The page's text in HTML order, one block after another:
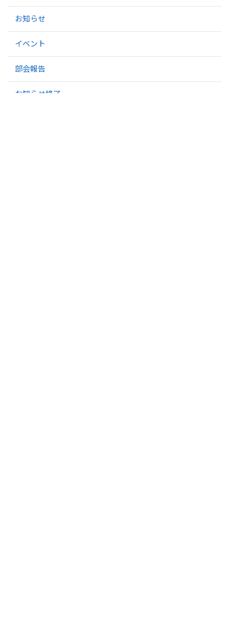
お知らせ
イベント
部会報告
お知らせ終了